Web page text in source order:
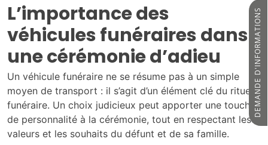
L’importance des
véhicules funéraires dans
une cérémonie d’adieu
Un véhicule funéraire ne se résume pas à un simple
moyen de transport : il s’agit d’un élément clé du rituel
funéraire. Un choix judicieux peut apporter une touche
de personnalité à la cérémonie, tout en respectant les
valeurs et les souhaits du défunt et de sa famille.
DEMANDE D'INFORMATIONS